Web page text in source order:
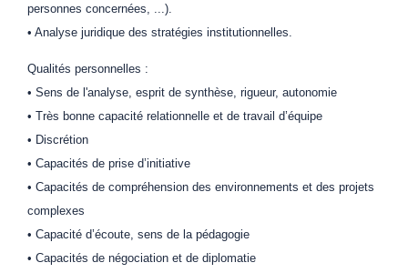
personnes concernées, ...).
• Analyse juridique des stratégies institutionnelles.
Qualités personnelles :
• Sens de l'analyse, esprit de synthèse, rigueur, autonomie
• Très bonne capacité relationnelle et de travail d’équipe
• Discrétion
• Capacités de prise d’initiative
• Capacités de compréhension des environnements et des projets
complexes
• Capacité d’écoute, sens de la pédagogie
• Capacités de négociation et de diplomatie